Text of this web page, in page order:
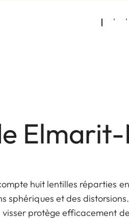
huit lentilles réparties
sphériques et des
protège efficacement